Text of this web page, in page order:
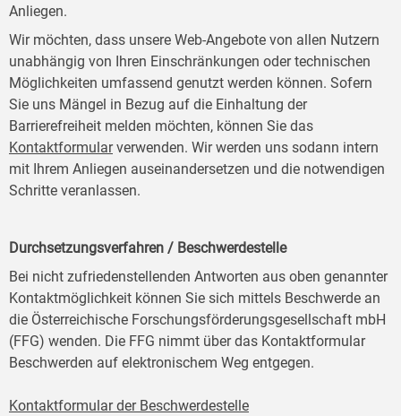
Anliegen.
Wir möchten, dass unsere Web-Angebote von allen Nutzern
unabhängig von Ihren Einschränkungen oder technischen
Möglichkeiten umfassend genutzt werden können. Sofern
Sie uns Mängel in Bezug auf die Einhaltung der
Barrierefreiheit melden möchten, können Sie das
Kontaktformularverwenden. Wir werden uns sodann intern
mit Ihrem Anliegen auseinandersetzen und die notwendigen
Schritte veranlassen.
Durchsetzungsverfahren / Beschwerdestelle
Bei nicht zufriedenstellenden Antworten aus oben genannter
Kontaktmöglichkeit können Sie sich mittels Beschwerde an
die Österreichische Forschungsförderungsgesellschaft mbH
(FFG) wenden. Die FFG nimmt über das Kontaktformular
Beschwerden auf elektronischem Weg entgegen.
Kontaktformular der Beschwerdestelle